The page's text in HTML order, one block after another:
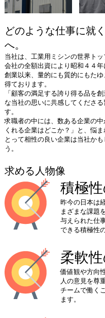
どのような仕事に就
へ。
当社は、工業用ミシンの世界ト
会社の全額出資により昭和４４年
創業以来、量的にも質的にもた
得ております。
「顧客の満足する誇り得る品を
な当社の思いに共感してくださ
す。
求職者の中には、数ある企業の
くれる企業はどこか？」と、悩
とって相性の良い企業は当社か
う。
求める人物像
積極
昨今の日本は
まざまな課題
与えられた仕
できる積極性
柔軟
価値観や方向
人の意見を尊
チームで働く
ます。